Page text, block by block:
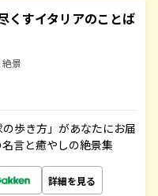
くすイタリアのことば
景
歩き方」があなたにお届
言と癒やしの絶景集
詳細を見る